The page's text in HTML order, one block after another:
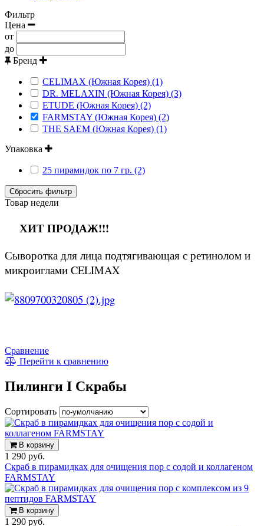
Фильтр
Цена
от
до
Бренд
CELIMAX (Южная Корея) (1)
DR. MELAXIN (Южная Корея) (3)
ETUDE (Южная Корея) (2)
FARMSTAY (Южная Корея) (2)
THE SAEM (Южная Корея) (1)
Упаковка
25 пирамидок по 7 гр. (2)
Сбросить фильтр
Товар недели
ХИТ ПРОДАЖ!!!
Сыворотка для лица подтягивающая с ретинолом и
микроиглами CELIMAX
Сравнение
Перейти к сравнению
Пилинги I Cкрабы
Сортировать
В корзину
1 290 руб.
Скраб в пирамидках для очищения пор с содой и коллагеном
FARMSTAY
В корзину
1 290 руб.